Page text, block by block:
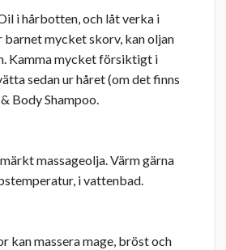
i hårbotten, och låt verka i
barnet mycket skorv, kan oljan
Kamma mycket försiktigt i
sedan ur håret (om det finns
Body Shampoo.
massageolja. Värm gärna
i vattenbad.
kan massera mage, bröst och